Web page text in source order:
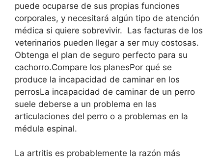
puede ocuparse de sus propias funciones
corporales, y necesitará algún tipo de atención
médica si quiere sobrevivir. Las facturas de los
veterinarios pueden llegar a ser muy costosas.
Obtenga el plan de seguro perfecto para su
cachorro.Compare los planesPor qué se
produce la incapacidad de caminar en los
perrosLa incapacidad de caminar de un perro
suele deberse a un problema en las
articulaciones del perro o a problemas en la
médula espinal.
La artritis es probablemente la razón más